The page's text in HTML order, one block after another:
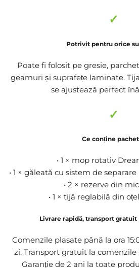
✓
Potrivit pentru orice
Poate fi folosit pe gresie,
geamuri și suprafețe laminate.
se ajustează perfect
✓
Ce conține
• 1 × mop rotativ
• 1 × găleată cu sistem de
• 2 × rezerve din
• 1 × tijă reglabilă din
Livrare rapidă, transport gratuit
Comenzile plasate până la ora
zi. Transport gratuit la comenzile
Garanție de 2 ani la toate